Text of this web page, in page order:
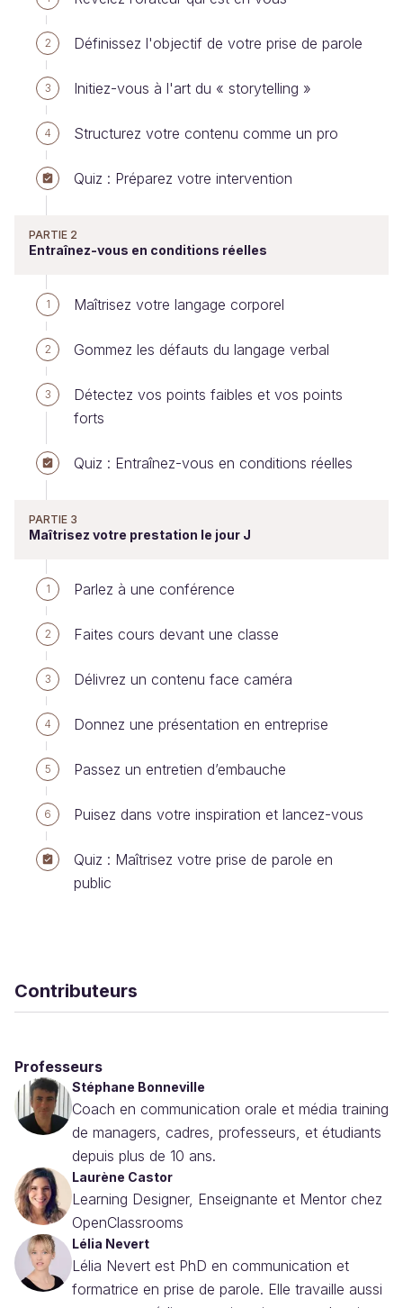
2 Définissez l'objectif de votre prise de parole
3 Initiez-vous à l'art du « storytelling »
4 Structurez votre contenu comme un pro
Quiz : Préparez votre intervention
PARTIE 2
Entraînez-vous en conditions réelles
1 Maîtrisez votre langage corporel
2 Gommez les défauts du langage verbal
3
Détectez vos points faibles et vos points
forts
Quiz : Entraînez-vous en conditions réelles
PARTIE 3
Maîtrisez votre prestation le jour J
1 Parlez à une conférence
2 Faites cours devant une classe
3 Délivrez un contenu face caméra
4 Donnez une présentation en entreprise
5 Passez un entretien d’embauche
6 Puisez dans votre inspiration et lancez-vous
Quiz : Maîtrisez votre prise de parole en
public
Contributeurs
Professeurs
Stéphane Bonneville
Coach en communication orale et média training
de managers, cadres, professeurs, et étudiants
depuis plus de 10 ans.
Laurène Castor
Learning Designer, Enseignante et Mentor chez
OpenClassrooms
Lélia Nevert
Lélia Nevert est PhD en communication et
formatrice en prise de parole. Elle travaille aussi